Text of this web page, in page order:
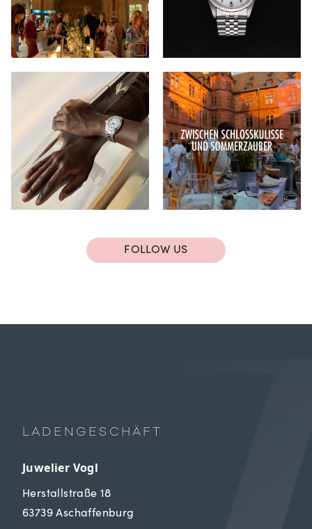
FOLLOW US
LADENGESCHÄFT
Juwelier Vogl
Herstallstraße 18
63739 Aschaffenburg